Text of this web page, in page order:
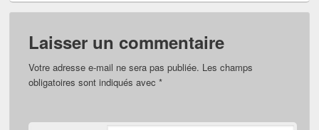
Laisser un commentaire
Votre adresse e-mail ne sera pas publiée. Les champs
obligatoires sont indiqués avec*